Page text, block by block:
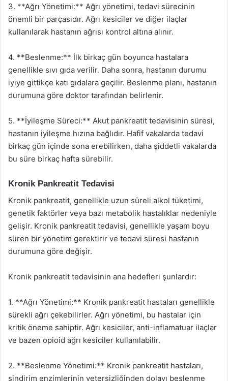
3. **Ağrı Yönetimi:** Ağrı yönetimi, tedavi sürecinin
önemli bir parçasıdır. Ağrı kesiciler ve diğer ilaçlar
kullanılarak hastanın ağrısı kontrol altına alınır.
4. **Beslenme:** İlk birkaç gün boyunca hastalara
genellikle sıvı gıda verilir. Daha sonra, hastanın durumu
iyiye gittikçe katı gıdalara geçilir. Beslenme planı, hastanın
durumuna göre doktor tarafından belirlenir.
5. **İyileşme Süreci:** Akut pankreatit tedavisinin süresi,
hastanın iyileşme hızına bağlıdır. Hafif vakalarda tedavi
birkaç gün içinde sona erebilirken, daha şiddetli vakalarda
bu süre birkaç hafta sürebilir.
Kronik Pankreatit Tedavisi
Kronik pankreatit, genellikle uzun süreli alkol tüketimi,
genetik faktörler veya bazı metabolik hastalıklar nedeniyle
gelişir. Kronik pankreatit tedavisi, genellikle yaşam boyu
süren bir yönetim gerektirir ve tedavi süresi hastanın
durumuna göre değişir.
Kronik pankreatit tedavisinin ana hedefleri şunlardır:
1. **Ağrı Yönetimi:** Kronik pankreatit hastaları genellikle
sürekli ağrı çekebilirler. Ağrı yönetimi, bu hastalar için
kritik öneme sahiptir. Ağrı kesiciler, anti-inflamatuar ilaçlar
ve bazen opioid ağrı kesiciler kullanılabilir.
2. **Beslenme Yönetimi:** Kronik pankreatit hastaları,
sindirim enzimlerinin yetersizliğinden dolayı beslenme